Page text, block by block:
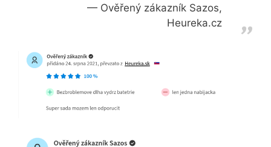
Ověřený zákazník Sazos,
Heureka.cz